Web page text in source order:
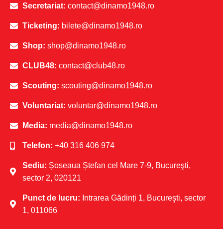
Secretariat: contact@dinamo1948.ro
Ticketing: bilete@dinamo1948.ro
Shop: shop@dinamo1948.ro
CLUB48: contact@club48.ro
Scouting: scouting@dinamo1948.ro
Voluntariat: voluntar@dinamo1948.ro
Media: media@dinamo1948.ro
Telefon: +40 316 406 974
Sediu: Șoseaua Ștefan cel Mare 7-9, Bucureşti,
sector 2, 020121
Punct de lucru: Intrarea Gădinți 1, Bucureşti, sector
1, 011066